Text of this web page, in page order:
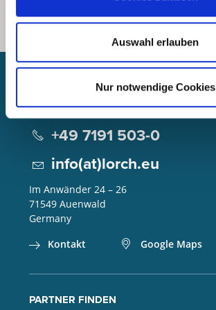
Auswahl erlauben
Nur notwendige Cookies
Lorch Schweißtechnik GmbH
+49 7191 503-0
info(at)lorch.eu
Im Anwänder 24 – 26
71549 Auenwald
Germany
Kontakt
Google Maps
PARTNER FINDEN